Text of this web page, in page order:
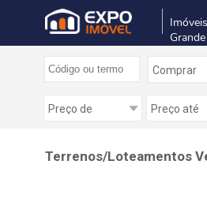
Terrenos/Loteamentos